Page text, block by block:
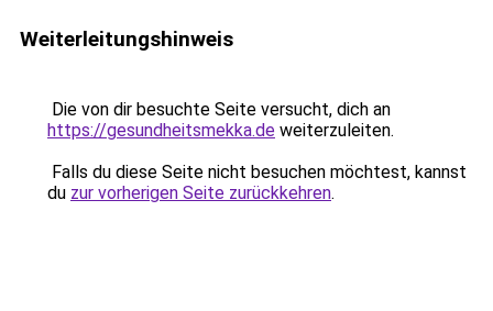
Weiterleitungshinweis
Die von dir besuchte Seite versucht, dich an
https://gesundheitsmekka.de weiterzuleiten.
Falls du diese Seite nicht besuchen möchtest, kannst
du zur vorherigen Seite zurückkehren.